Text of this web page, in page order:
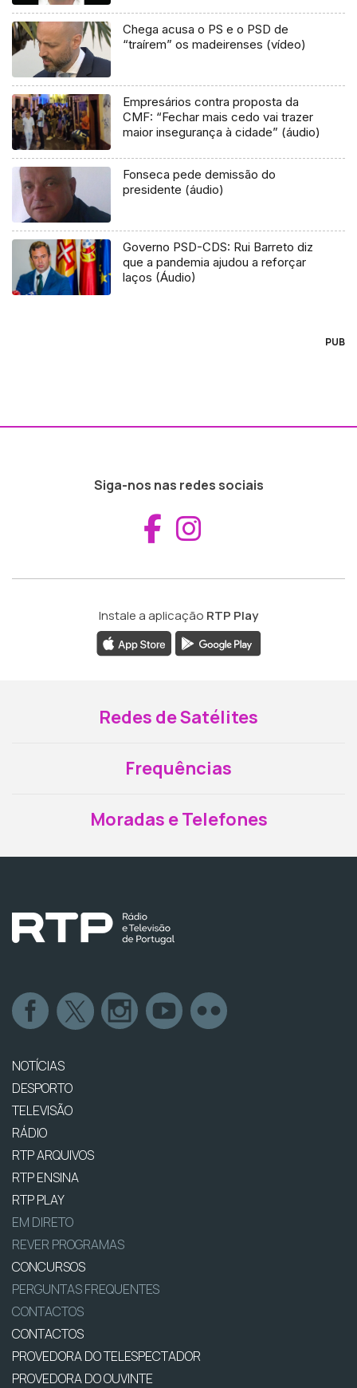
Chega acusa o PS e o PSD de
“traírem” os madeirenses (vídeo)
Empresários contra proposta da
CMF: “Fechar mais cedo vai trazer
maior insegurança à cidade” (áudio)
Fonseca pede demissão do
presidente (áudio)
Governo PSD-CDS: Rui Barreto diz
que a pandemia ajudou a reforçar
laços (Áudio)
PUB
Siga-nos nas redes sociais
Aceder ao
Instale a aplicação RTP Play
Redes de Satélites
Frequências
Moradas e Telefones
NOTÍCIAS
DESPORTO
TELEVISÃO
RÁDIO
RTP ARQUIVOS
RTP ENSINA
RTP PLAY
EM DIRETO
REVER PROGRAMAS
CONCURSOS
PERGUNTAS FREQUENTES
CONTACTOS
CONTACTOS
PROVEDORA DO TELESPECTADOR
PROVEDORA DO OUVINTE